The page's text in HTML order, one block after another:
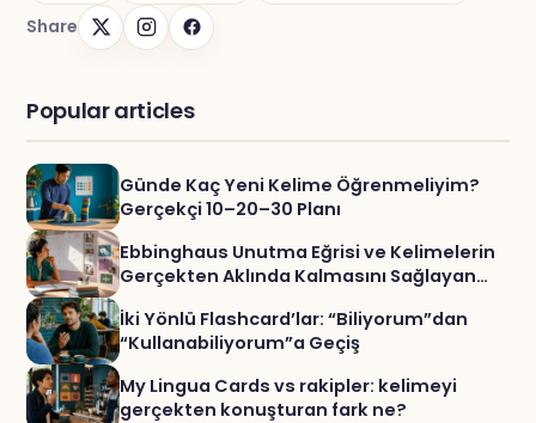
Share
Popular articles
Günde Kaç Yeni Kelime Öğrenmeliyim?
Gerçekçi 10–20–30 Planı
Ebbinghaus Unutma Eğrisi ve Kelimelerin
Gerçekten Aklında Kalmasını Sağlayan
İki Yönlü Flashcard’lar: “Biliyorum”dan
“Kullanabiliyorum”a Geçiş
My Lingua Cards vs rakipler: kelimeyi
gerçekten konuşturan fark ne?